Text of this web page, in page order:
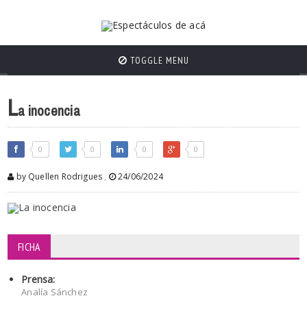
TOGGLE MENU
La inocencia
0 0 0 0
by Quellen Rodrigues , 24/06/2024
FICHA
Prensa:
Analía Sánchez